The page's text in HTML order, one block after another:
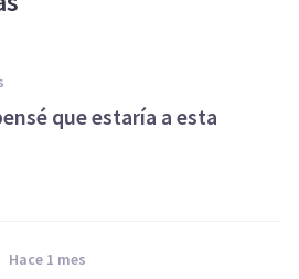
que estaría a esta
hace 1 mes